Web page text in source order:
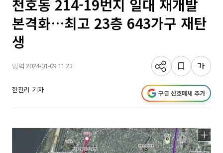
천호동 214-19번지 일대 재개발
본격화…최고 23층 643가구 재탄
생
입력 2024-01-09 11:23
한진리 기자 구글 선호매체 추가